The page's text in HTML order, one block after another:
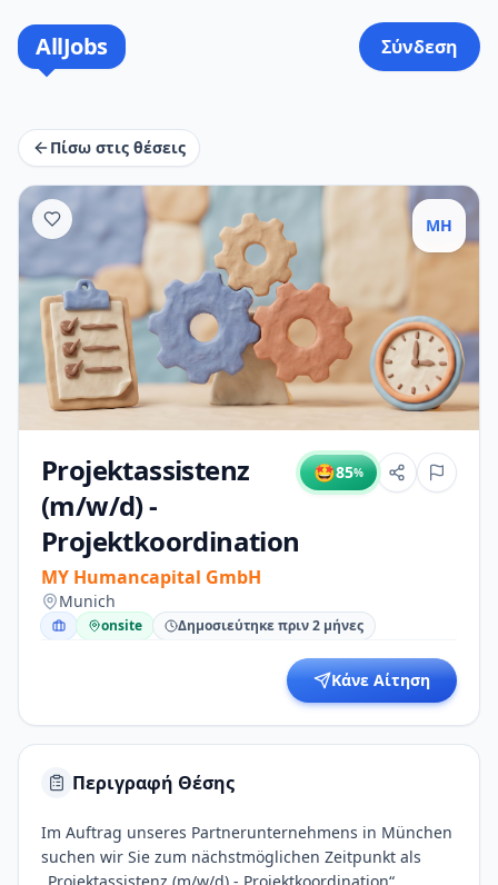
AllJobs Σύνδεση
Πίσω στις θέσεις
MH
Projektassistenz
(m/w/d) -
Projektkoordination
MY Humancapital GmbH
🤩85%
Munich
onsite Δημοσιεύτηκε πριν 2 μήνες
Κάνε Αίτηση
Περιγραφή Θέσης
Im Auftrag unseres Partnerunternehmens in München
suchen wir Sie zum nächstmöglichen Zeitpunkt als